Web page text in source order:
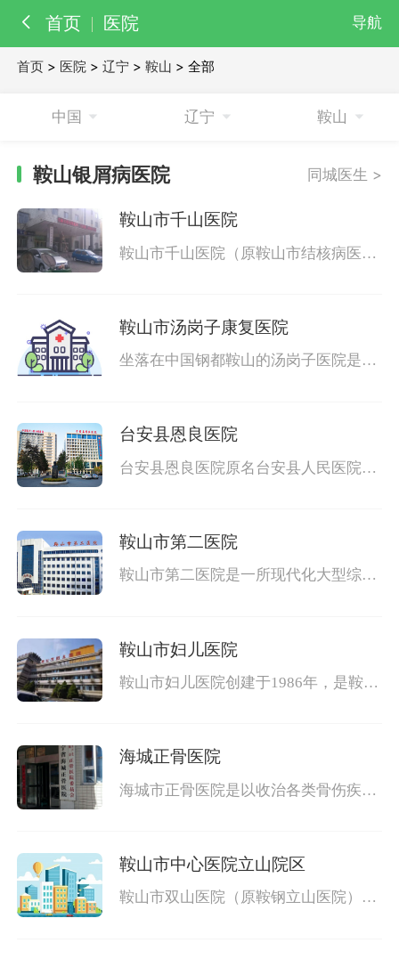
首页 医院 导航
知识
首页 > 医院 >辽宁 >鞍山 > 全部
中国 辽宁 鞍山
鞍山银屑病医院 同城医生 >
鞍山市千山医院
鞍山市千山医院（原鞍山市结核病医
一一家结核病临床治疗中心。医院拥有
床位1000张，3个临床科系，11个医技
科室、9个病
鞍山市汤岗子康复医院
坐落在中国钢都鞍山的汤岗子医院是一
之一、辽宁省康复中心、国家AAA级旅
游景区。医院建于1950年，是由当时的
东北人
台安县恩良医院
台安县恩良医院原名台安县人民医院，
宁省文明单位，省花园式单位等多项荣
誉称号。是台安县医疗中心、急救中
心、是与
鞍山市第二医院
鞍山市第二医院是一所现代化大型综合
化研究所所在地，同时也是交通肇事保
险、城镇职工医疗保险及高考体检等定
点
鞍山市妇儿医院
鞍山市妇儿医院创建于1986年，是鞍山
心、市妇科内窥镜治疗中心、市新生儿
急救监护中心及危重患儿转运中心、市
危
海城正骨医院
海城市正骨医院是以收治各类骨伤疾患
专病”建设单位。是辽宁省交通创伤海
城急救中心，承担全市“120”急救任
鞍山市中心医院立山院区
鞍山市双山医院（原鞍钢立山医院）、